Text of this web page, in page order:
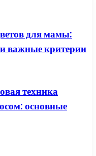
для мамы:
и важные критерии
техника
основные